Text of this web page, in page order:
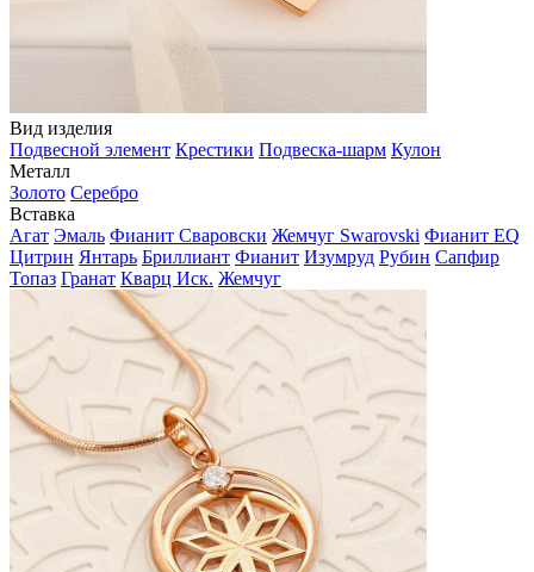
Вид изделия
Подвесной элемент Крестики Подвеска-шарм Кулон
Металл
Золото Серебро
Вставка
Агат Эмаль Фианит Сваровски Жемчуг Swarovski Фианит EQ
Цитрин Янтарь Бриллиант Фианит Изумруд Рубин Сапфир
Топаз Гранат Кварц Иск. Жемчуг